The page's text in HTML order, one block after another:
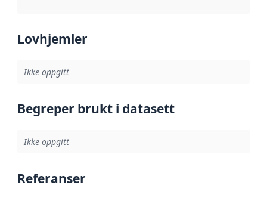
Lovhjemler
Ikke oppgitt
Begreper brukt i datasett
Ikke oppgitt
Referanser